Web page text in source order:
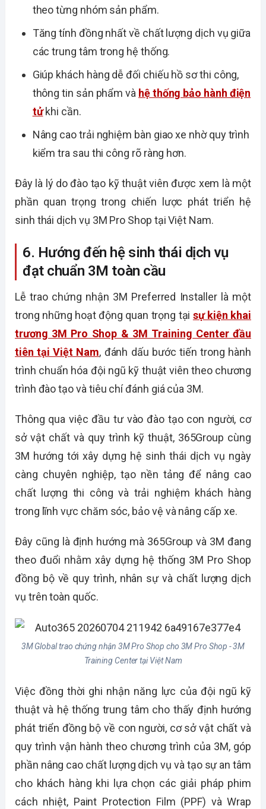
theo từng nhóm sản phẩm.
Tăng tính đồng nhất về chất lượng dịch vụ giữa
các trung tâm trong hệ thống.
Giúp khách hàng dễ đối chiếu hồ sơ thi công,
thông tin sản phẩm và hệ thống bảo hành điện
tửkhi cần.
Nâng cao trải nghiệm bàn giao xe nhờ quy trình
kiểm tra sau thi công rõ ràng hơn.
Đây là lý do đào tạo kỹ thuật viên được xem là một
phần quan trọng trong chiến lược phát triển hệ
sinh thái dịch vụ 3M Pro Shop tại Việt Nam.
6. Hướng đến hệ sinh thái dịch vụ
đạt chuẩn 3M toàn cầu
Lễ trao chứng nhận 3M Preferred Installer là một
trong những hoạt động quan trọng tại sự kiện khai
trương 3M Pro Shop & 3M Training Center đầu
tiên tại Việt Nam, đánh dấu bước tiến trong hành
trình chuẩn hóa đội ngũ kỹ thuật viên theo chương
trình đào tạo và tiêu chí đánh giá của 3M.
Thông qua việc đầu tư vào đào tạo con người, cơ
sở vật chất và quy trình kỹ thuật, 365Group cùng
3M hướng tới xây dựng hệ sinh thái dịch vụ ngày
càng chuyên nghiệp, tạo nền tảng để nâng cao
chất lượng thi công và trải nghiệm khách hàng
trong lĩnh vực chăm sóc, bảo vệ và nâng cấp xe.
Đây cũng là định hướng mà 365Group và 3M đang
theo đuổi nhằm xây dựng hệ thống 3M Pro Shop
đồng bộ về quy trình, nhân sự và chất lượng dịch
vụ trên toàn quốc.
3M Global trao chứng nhận 3M Pro Shop cho 3M Pro Shop - 3M
Training Center tại Việt Nam
Việc đồng thời ghi nhận năng lực của đội ngũ kỹ
thuật và hệ thống trung tâm cho thấy định hướng
phát triển đồng bộ về con người, cơ sở vật chất và
quy trình vận hành theo chương trình của 3M, góp
phần nâng cao chất lượng dịch vụ và tạo sự an tâm
cho khách hàng khi lựa chọn các giải pháp phim
cách nhiệt, Paint Protection Film (PPF) và Wrap